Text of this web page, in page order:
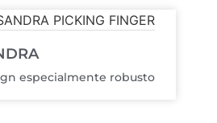
especialmente robusto